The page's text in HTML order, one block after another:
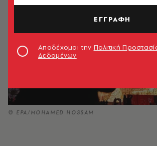
© EPA/MOHAMED HOSSAM
ΕΓΓΡΑΦΗ
Αποδέχομαι την Πολιτική
Δεδομένων